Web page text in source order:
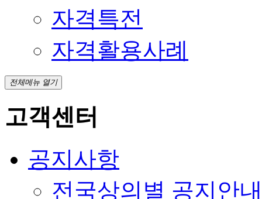
자격특전
자격활용사례
전체메뉴 열기
고객센터
공지사항
전국상의별 공지안내